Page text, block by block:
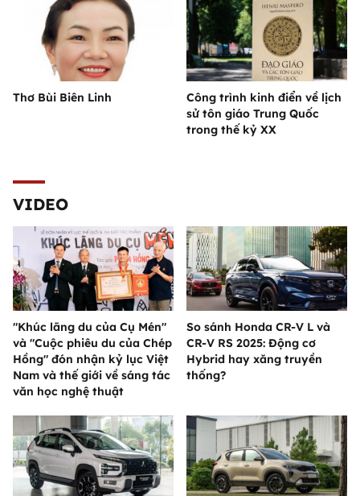
Thơ Bùi Biên Linh
Công trình kinh điển về lịch
sử tôn giáo Trung Quốc
trong thế kỷ XX
VIDEO
"Khúc lãng du của Cụ Mén"
và "Cuộc phiêu du của Chép
Hồng" đón nhận kỷ lục Việt
Nam và thế giới về sáng tác
văn học nghệ thuật
So sánh Honda CR-V L và
CR-V RS 2025: Động cơ
Hybrid hay xăng truyền
thống?